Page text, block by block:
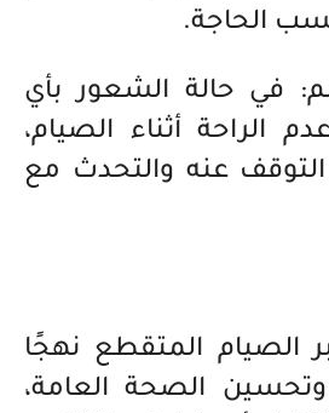
الحاجة.
في حالة الشعور بأي
الراحة أثناء الصيام،
عنه والتحدث مع
الصيام المتقطع نهجًا
وتحسين الصحة العامة،